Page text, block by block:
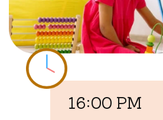
16:00 PM